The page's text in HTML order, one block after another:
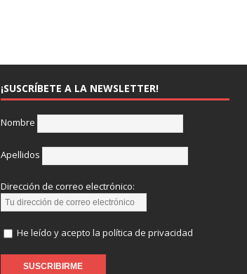
¡SUSCRÍBETE A LA NEWSLETTER!
Nombre
Apellidos
Dirección de correo electrónico:
He leído y acepto la política de privacidad